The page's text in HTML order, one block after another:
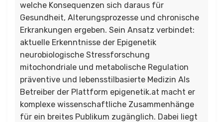
welche Konsequenzen sich daraus für
Gesundheit, Alterungsprozesse und chronische
Erkrankungen ergeben. Sein Ansatz verbindet:
aktuelle Erkenntnisse der Epigenetik
neurobiologische Stressforschung
mitochondriale und metabolische Regulation
präventive und lebensstilbasierte Medizin Als
Betreiber der Plattform epigenetik.at macht er
komplexe wissenschaftliche Zusammenhänge
für ein breites Publikum zugänglich. Dabei liegt